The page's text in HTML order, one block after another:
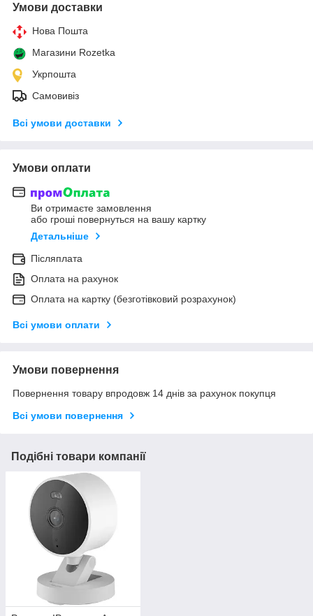
Умови доставки
Нова Пошта
Магазини Rozetka
Укрпошта
Самовивіз
Всі умови доставки
Умови оплати
Ви отримаєте замовлення
або гроші повернуться на вашу картку
Детальніше
Післяплата
Оплата на рахунок
Оплата на картку (безготівковий розрахунок)
Всі умови оплати
Умови повернення
Повернення товару впродовж 14 днів за рахунок покупця
Всі умови повернення
Подібні товари компанії